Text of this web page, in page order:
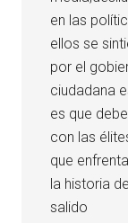
en las
ellos se
por el
ciudadana
es que
con las
que
la historia
salido